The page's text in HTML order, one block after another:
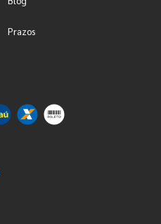
Prazos